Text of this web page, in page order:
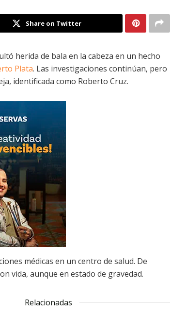
Share on Twitter
herida de bala en la cabeza en un hecho
Plata. Las investigaciones continúan, pero
identificada como Roberto Cruz.
médicas en un centro de salud. De
vida, aunque en estado de gravedad.
Relacionadas